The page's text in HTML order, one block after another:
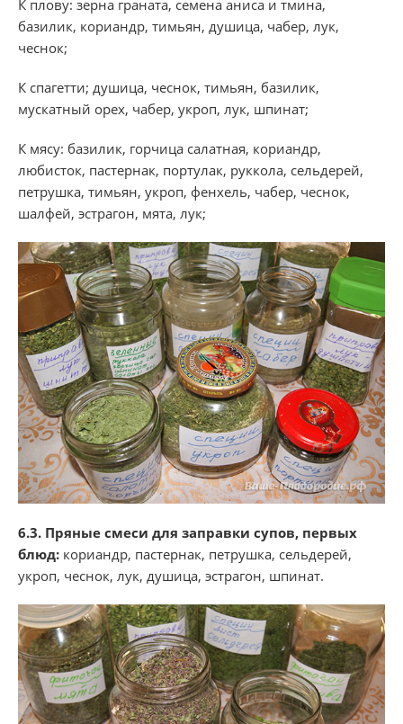
К плову: зерна граната, семена аниса и тмина,
базилик, кориандр, тимьян, душица, чабер, лук,
чеснок;
К спагетти; душица, чеснок, тимьян, базилик,
мускатный орех, чабер, укроп, лук, шпинат;
К мясу: базилик, горчица салатная, кориандр,
любисток, пастернак, портулак, руккола, сельдерей,
петрушка, тимьян, укроп, фенхель, чабер, чеснок,
шалфей, эстрагон, мята, лук;
6.3. Пряные смеси для заправки супов, первых
блюд: кориандр, пастернак, петрушка, сельдерей,
укроп, чеснок, лук, душица, эстрагон, шпинат.